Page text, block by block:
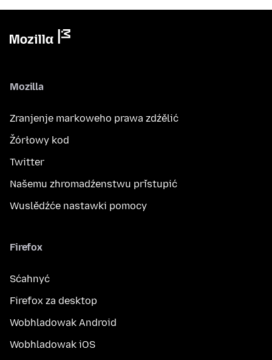
Mozilla
Zranjenje markoweho prawa zdźělić
Žórłowy kod
Twitter
Našemu zhromadźenstwu přistupić
Wuslědźće nastawki pomocy
Firefox
Sćahnyć
Firefox za desktop
Wobhladowak Android
Wobhladowak iOS